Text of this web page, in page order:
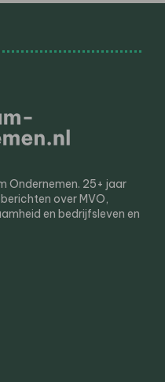
Ondernemen. 25+ jaar
over MVO,
en bedrijfsleven en